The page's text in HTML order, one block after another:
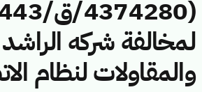
لمخالفة شركه الراشد
والمقاولات لنظام